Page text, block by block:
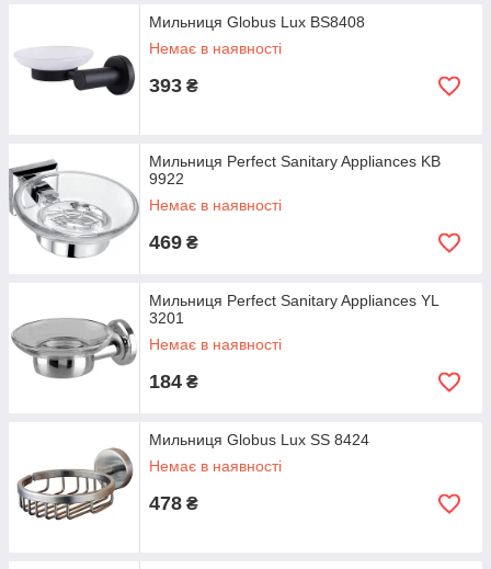
Мильниця Globus Lux BS8408
Немає в наявності
393 ₴
Мильниця Perfect Sanitary Appliances KB
9922
Немає в наявності
469 ₴
Мильниця Perfect Sanitary Appliances YL
3201
Немає в наявності
184 ₴
Мильниця Globus Lux SS 8424
Немає в наявності
478 ₴